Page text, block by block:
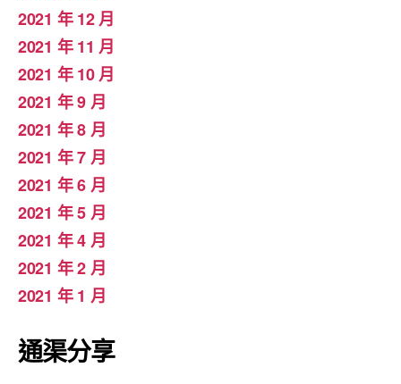
2021 年 12 月
2021 年 11 月
2021 年 10 月
2021 年 9 月
2021 年 8 月
2021 年 7 月
2021 年 6 月
2021 年 5 月
2021 年 4 月
2021 年 2 月
2021 年 1 月
通渠分享